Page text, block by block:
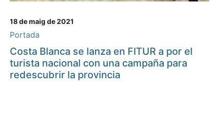
18 de maig de 2021
Portada
Costa Blanca se lanza en FITUR a por el
turista nacional con una campaña para
redescubrir la provincia